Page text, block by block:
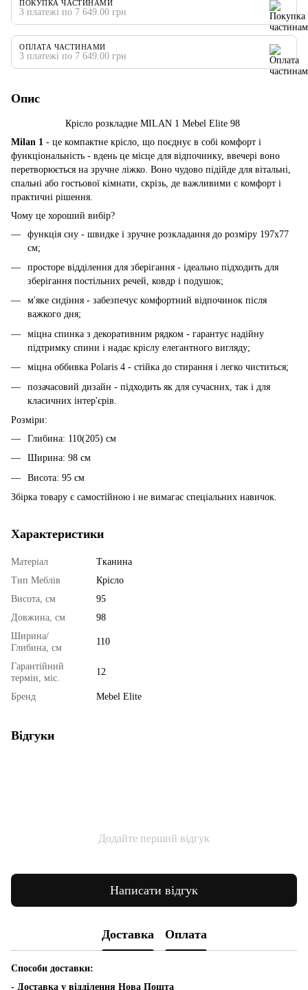
ПОКУПКА ЧАСТИНАМИ
3 платежі по 7 649.00 грн
ОПЛАТА ЧАСТИНАМИ
3 платежі по 7 649.00 грн
Опис
Крісло розкладне MILAN 1 Mebel Elite 98
Milan 1 - це компактне крісло, що поєднує в собі комфорт і
функціональність - вдень це місце для відпочинку, ввечері воно
перетворюється на зручне ліжко. Воно чудово підійде для вітальні,
спальні або гостьової кімнати, скрізь, де важливими є комфорт і
практичні рішення.
Чому це хороший вибір?
функція сну - швидке і зручне розкладання до розміру 197x77
см;
просторе відділення для зберігання - ідеально підходить для
зберігання постільних речей, ковдр і подушок;
м'яке сидіння - забезпечує комфортний відпочинок після
важкого дня;
міцна спинка з декоративним рядком - гарантує надійну
підтримку спини і надає кріслу елегантного вигляду;
міцна оббивка Polaris 4 - стійка до стирання і легко чиститься;
позачасовий дизайн - підходить як для сучасних, так і для
класичних інтер'єрів.
Розміри:
Глибина: 110(205) см
Ширина: 98 см
Висота: 95 см
Збірка товару є самостійною і не вимагає спеціальних навичок.
Характеристики
Матеріал
Тканина
Тип Меблів
Крісло
Висота, см
95
Довжина, см
98
Ширина/
Глибина, см
110
Гарантійний
термін, міс.
12
Бренд Mebel Elite
Відгуки
Додайте перший відгук
Написати відгук
Доставка Оплата
Способи доставки:
- Доставка у відділення Нова Пошта